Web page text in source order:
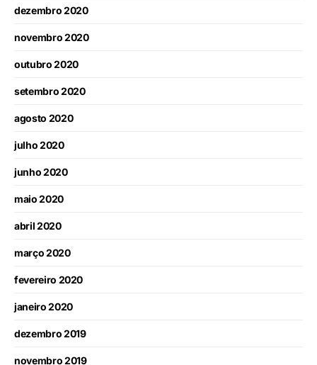
dezembro 2020
novembro 2020
outubro 2020
setembro 2020
agosto 2020
julho 2020
junho 2020
maio 2020
abril 2020
março 2020
fevereiro 2020
janeiro 2020
dezembro 2019
novembro 2019